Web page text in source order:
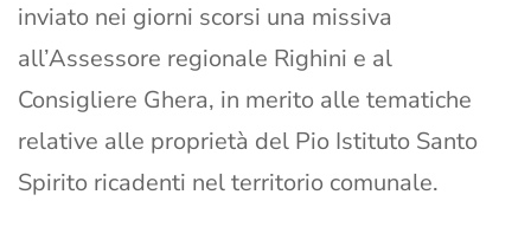
inviato nei giorni scorsi una missiva
all’Assessore regionale Righini e al
Consigliere Ghera, in merito alle tematiche
relative alle proprietà del Pio Istituto Santo
Spirito ricadenti nel territorio comunale.